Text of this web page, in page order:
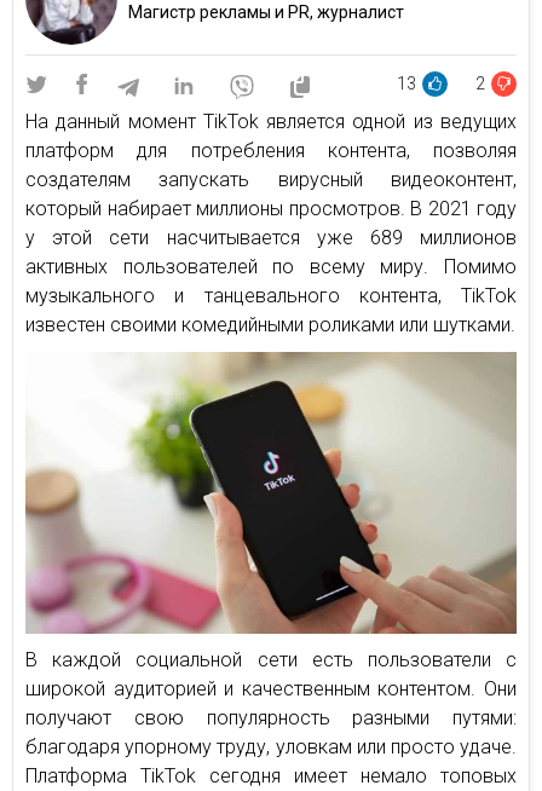
Магистр рекламы и PR, журналист
13 2
На данный момент TikTok является одной из ведущих
платформ для потребления контента, позволяя
создателям запускать вирусный видеоконтент,
который набирает миллионы просмотров. В 2021 году
у этой сети насчитывается уже 689 миллионов
активных пользователей по всему миру. Помимо
музыкального и танцевального контента, TikTok
известен своими комедийными роликами или шутками.
В каждой социальной сети есть пользователи с
широкой аудиторией и качественным контентом. Они
получают свою популярность разными путями:
благодаря упорному труду, уловкам или просто удаче.
Платформа TikTok сегодня имеет немало топовых